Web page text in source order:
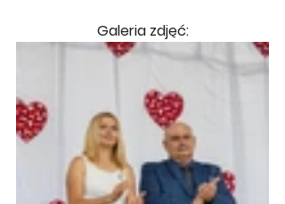
Galeria zdjęć: